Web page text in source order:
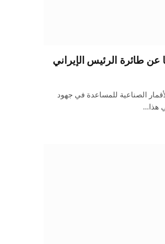
عن طائرة الرئيس الإيراني
الصناعية للمساعدة في جهود
هذا…